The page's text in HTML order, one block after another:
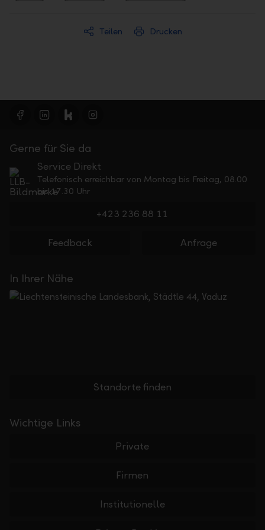
Teilen Drucken
Gerne für Sie da
Service Direkt
Telefonisch erreichbar von Montag bis Freitag, 08.00
bis 17.30 Uhr
+423 236 88 11
Feedback Anfrage
In Ihrer Nähe
Standorte finden
Wichtige Links
Private
Firmen
Institutionelle